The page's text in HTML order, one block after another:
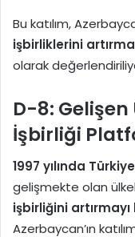
Bu katılım,
işbirliklerini
olarak
D-8:
İşbirliği
1997 yılında
gelişmekte olan
işbirliğini
Azerbaycan’ın